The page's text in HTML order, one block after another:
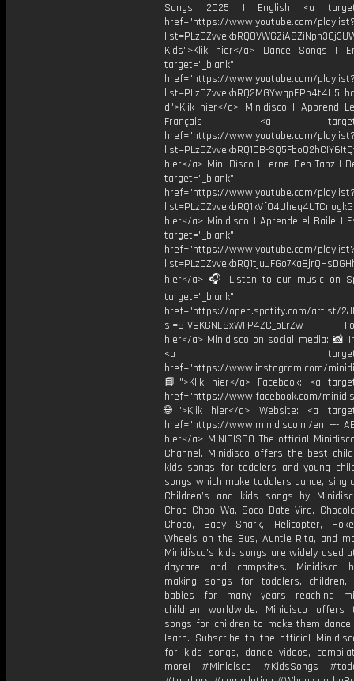
Songs 2025 | English <a
href="https://www.youtube.com/
Kids">Klik hier</a> Dance Songs |
target="_blank"
href="https://www.youtube.com/
d">Klik hier</a> Minidisco | Apprend
Français <a
href="https://www.youtube.com/
list=PLzDZvvekbRQ10B-
hier</a> Mini Disco | Lerne Den Tanz |
target="_blank"
href="https://www.youtube.com/
hier</a> Minidisco | Aprende el Baile |
target="_blank"
href="https://www.youtube.com/
hier</a> 🎧 Listen to our music on
target="_blank"
href="https://open.spotify.com/artist/
si=8-V9KGNESxWFP4ZC_oLrZw
hier</a> Minidisco on social media: 📸
<a
href="https://www.instagram.com/
📘">Klik hier</a> Facebook: <a
href="https://www.facebook.com/
🌐">Klik hier</a> Website: <a
href="https://www.minidisco.nl/en ---
hier</a> MINIDISCO The official
Channel. Minidisco offers the best
kids songs for toddlers and young
songs which make toddlers dance, sing
Children’s and kids songs by
Choo Choo Wa, Soco Bate Vira,
Choco, Baby Shark, Helicopter,
Wheels on the Bus, Auntie Rita, and
Minidisco’s kids songs are widely used
daycare and campsites. Minidisco
making songs for toddlers, children,
babies for many years reaching
children worldwide. Minidisco offers
songs for children to make them
learn. Subscribe to the official
for kids songs, dance videos,
more! #Minidisco #KidsSongs